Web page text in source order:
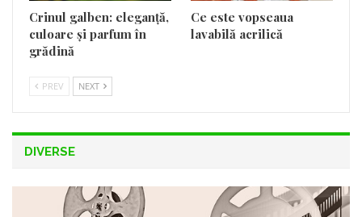
Crinul galben: eleganță,
culoare și parfum în
grădină
Ce este vopseaua
lavabilă acrilică
PREV NEXT
DIVERSE